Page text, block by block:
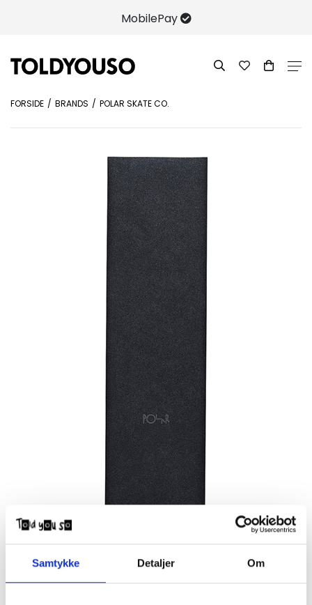
Samtykke Detaljer Om
MobilePay
FORSIDE BRANDS POLAR SKATE CO.
Polar Skate Co Grip Tape Logo
DKK70,00